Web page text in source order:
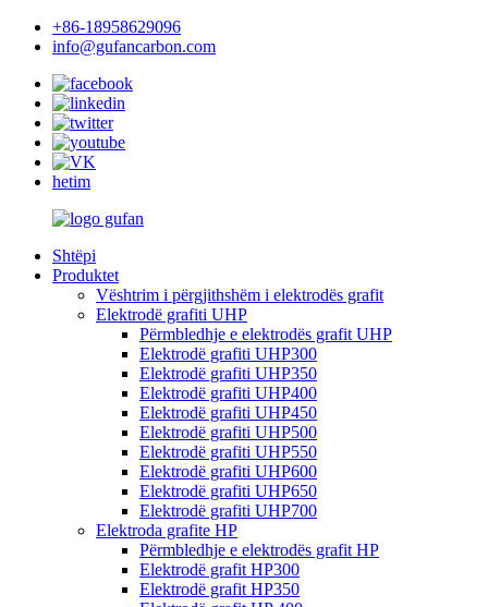
+86-18958629096
info@gufancarbon.com
hetim
Shtëpi
Produktet
Vështrim i përgjithshëm i elektrodës grafit
Elektrodë grafiti UHP
Përmbledhje e elektrodës grafit UHP
Elektrodë grafiti UHP300
Elektrodë grafiti UHP350
Elektrodë grafiti UHP400
Elektrodë grafiti UHP450
Elektrodë grafiti UHP500
Elektrodë grafiti UHP550
Elektrodë grafiti UHP600
Elektrodë grafiti UHP650
Elektrodë grafiti UHP700
Elektroda grafite HP
Përmbledhje e elektrodës grafit HP
Elektrodë grafit HP300
Elektrodë grafit HP350